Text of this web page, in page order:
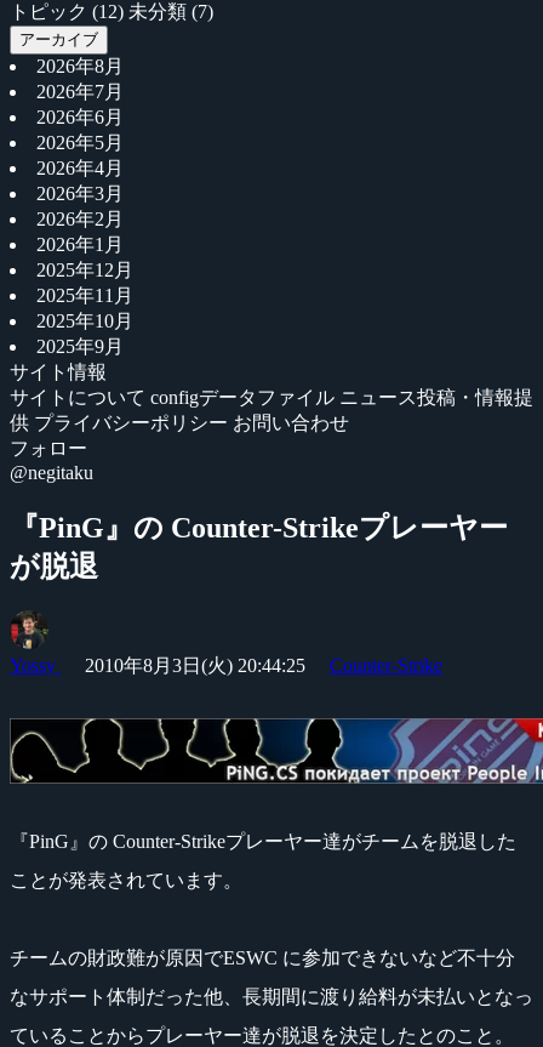
トピック (12) 未分類 (7)
アーカイブ
2026年8月
2026年7月
2026年6月
2026年5月
2026年4月
2026年3月
2026年2月
2026年1月
2025年12月
2025年11月
2025年10月
2025年9月
サイト情報
サイトについて configデータファイル ニュース投稿・情報提
供 プライバシーポリシー お問い合わせ
フォロー
@negitaku
『PinG』の Counter-Strikeプレーヤー
が脱退
Yossy 2010年8月3日(火) 20:44:25 Counter-Strike
『PinG』の Counter-Strikeプレーヤー達がチームを脱退した
ことが発表されています。
チームの財政難が原因でESWC に参加できないなど不十分
なサポート体制だった他、長期間に渡り給料が未払いとなっ
ていることからプレーヤー達が脱退を決定したとのこと。